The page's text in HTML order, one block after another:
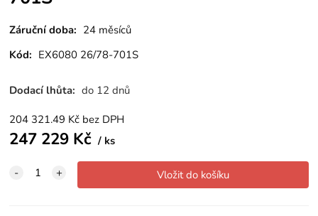
Záruční doba: 24 měsíců
Kód: EX6080 26/78-701S
Dodací lhůta: do 12 dnů
204 321.49 Kč bez DPH
247 229 Kč ks